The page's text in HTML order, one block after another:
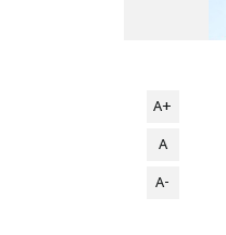
A+
A
A-